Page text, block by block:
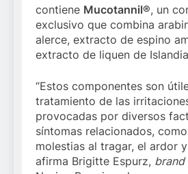
contiene Mucotannil®, un
exclusivo que combina
alerce, extracto de espino
extracto de liquen de
“Estos componentes son
tratamiento de las
provocadas por diversos
síntomas relacionados,
molestias al tragar, el ardor y
afirma Brigitte Espurz, brand